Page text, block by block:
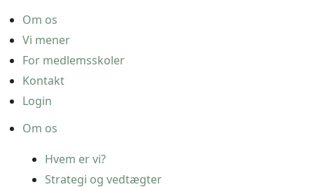
Om os
Vi mener
For medlemsskoler
Kontakt
Login
Om os
Hvem er vi?
Strategi og vedtægter